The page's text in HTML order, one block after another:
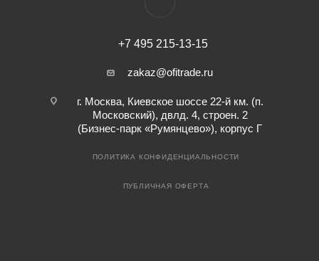
+7 495 215-13-15
zakaz@ofitrade.ru
г. Москва, Киевское шоссе 22-й км. (п.
Московский), двлд. 4, строен. 2
(Бизнес-парк «Румянцево»), корпус Г
ПОЛИТИКА КОНФИДЕНЦИАЛЬНОСТИ
ПУБЛИЧНАЯ ОФЕРТА